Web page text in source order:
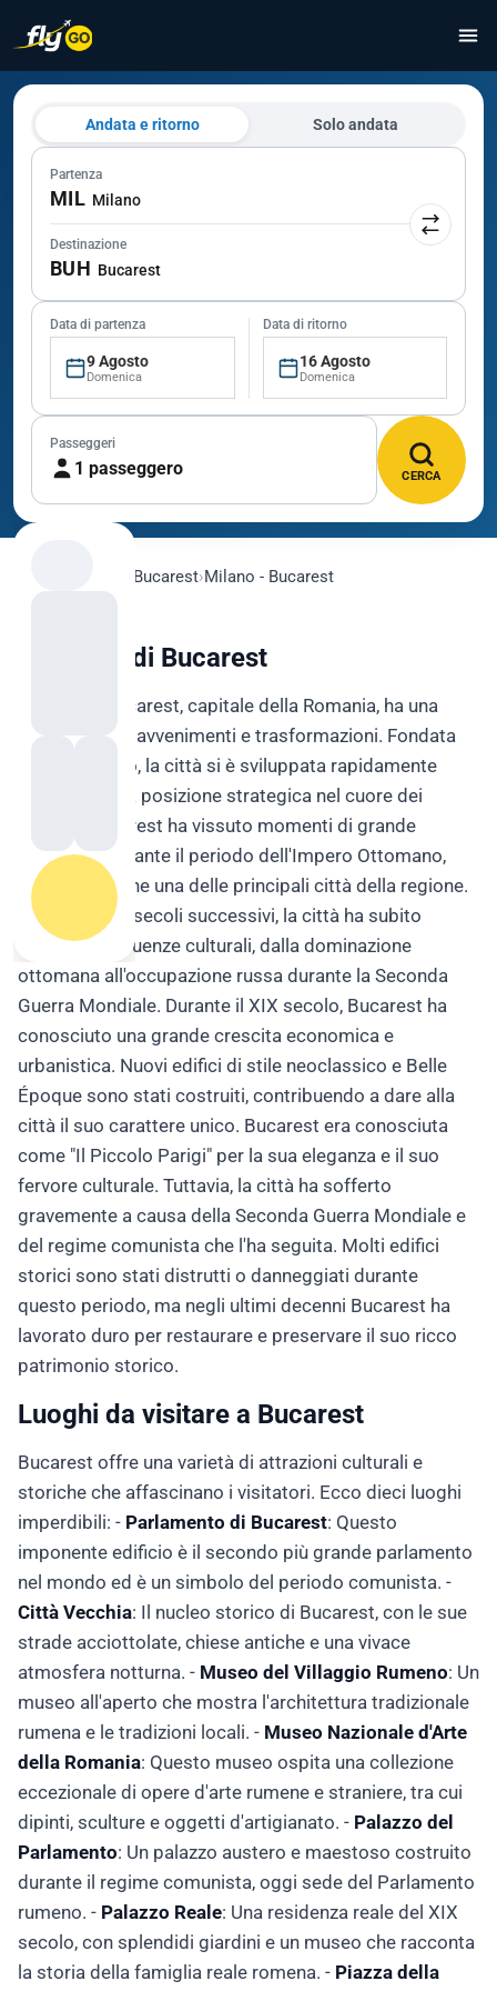
Andata e ritorno Solo andata
Partenza
MIL Milano
Destinazione
BUH Bucarest
Data di partenza
9 Agosto
Domenica
Data di ritorno
16 Agosto
Domenica
Passeggeri
1 passeggero CERCA
Bucarest›Milano - Bucarest
La Storia di Bucarest
La città di Bucarest, capitale della Romania, ha una
storia ricca di avvenimenti e trasformazioni. Fondata
nel XIV secolo, la città si è sviluppata rapidamente
grazie alla sua posizione strategica nel cuore dei
Balcani. Bucarest ha vissuto momenti di grande
splendore durante il periodo dell'Impero Ottomano,
quando divenne una delle principali città della regione.
Nel corso dei secoli successivi, la città ha subito
numerose influenze culturali, dalla dominazione
ottomana all'occupazione russa durante la Seconda
Guerra Mondiale. Durante il XIX secolo, Bucarest ha
conosciuto una grande crescita economica e
urbanistica. Nuovi edifici di stile neoclassico e Belle
Époque sono stati costruiti, contribuendo a dare alla
città il suo carattere unico. Bucarest era conosciuta
come "Il Piccolo Parigi" per la sua eleganza e il suo
fervore culturale. Tuttavia, la città ha sofferto
gravemente a causa della Seconda Guerra Mondiale e
del regime comunista che l'ha seguita. Molti edifici
storici sono stati distrutti o danneggiati durante
questo periodo, ma negli ultimi decenni Bucarest ha
lavorato duro per restaurare e preservare il suo ricco
patrimonio storico.
Luoghi da visitare a Bucarest
Bucarest offre una varietà di attrazioni culturali e
storiche che affascinano i visitatori. Ecco dieci luoghi
imperdibili: - Parlamento di Bucarest: Questo
imponente edificio è il secondo più grande parlamento
nel mondo ed è un simbolo del periodo comunista. -
Città Vecchia: Il nucleo storico di Bucarest, con le sue
strade acciottolate, chiese antiche e una vivace
atmosfera notturna. - Museo del Villaggio Rumeno: Un
museo all'aperto che mostra l'architettura tradizionale
rumena e le tradizioni locali. - Museo Nazionale d'Arte
della Romania: Questo museo ospita una collezione
eccezionale di opere d'arte rumene e straniere, tra cui
dipinti, sculture e oggetti d'artigianato. - Palazzo del
Parlamento: Un palazzo austero e maestoso costruito
durante il regime comunista, oggi sede del Parlamento
rumeno. - Palazzo Reale: Una residenza reale del XIX
secolo, con splendidi giardini e un museo che racconta
la storia della famiglia reale romena. - Piazza della